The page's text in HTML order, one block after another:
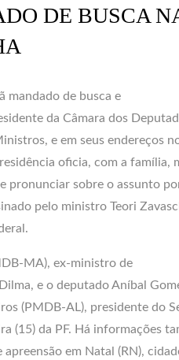
DE BUSCA
mandado de busca e
da Câmara dos
e em seus endereços
oficia, com a família,
pronunciar sobre o assunto
pelo ministro Teori
MA), ex-ministro de
e o deputado Aníbal
(PMDB-AL), presidente do
(15) da PF. Há informações
em Natal (RN),